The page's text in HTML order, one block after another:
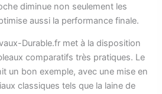
diminue non seulement les
aussi la performance finale.
Durable.fr met à la disposition
comparatifs très pratiques. Le
un bon exemple, avec une mise en
classiques tels que la laine de